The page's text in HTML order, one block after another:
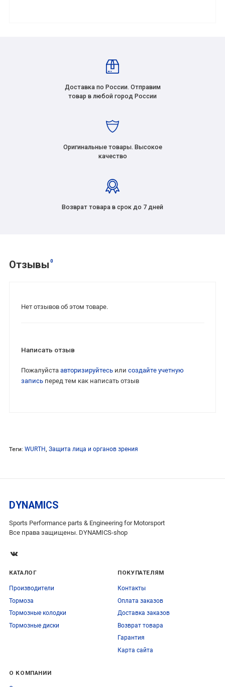
Доставка по России. Отправим
товар в любой город России
Оригинальные товары. Высокое
качество
Возврат товара в срок до 7 дней
Отзывы 0
Нет отзывов об этом товаре.
Написать отзыв
Пожалуйста авторизируйтесьили создайте учетную
записьперед тем как написать отзыв
Теги: WURTH, Защита лица и органов зрения
DYNAMICS
Sports Performance parts & Engineering for Motorsport
Все права защищены. DYNAMICS-shop
КАТАЛОГ
Производители
Тормоза
Тормозные колодки
Тормозные диски
ПОКУПАТЕЛЯМ
Контакты
Оплата заказов
Доставка заказов
Возврат товара
Гарантия
Карта сайта
О КОМПАНИИ